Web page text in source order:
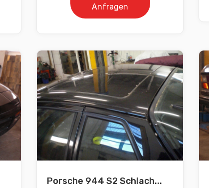
Anfragen
Porsche 944 S2 Schlach...